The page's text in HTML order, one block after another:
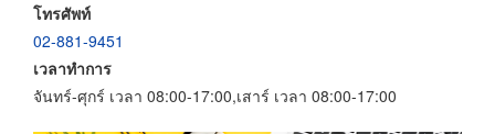
โทรศัพท์
02-881-9451
เวลาทำการ
จันทร์-ศุกร์ เวลา 08:00-17:00,เสาร์ เวลา 08:00-17:00